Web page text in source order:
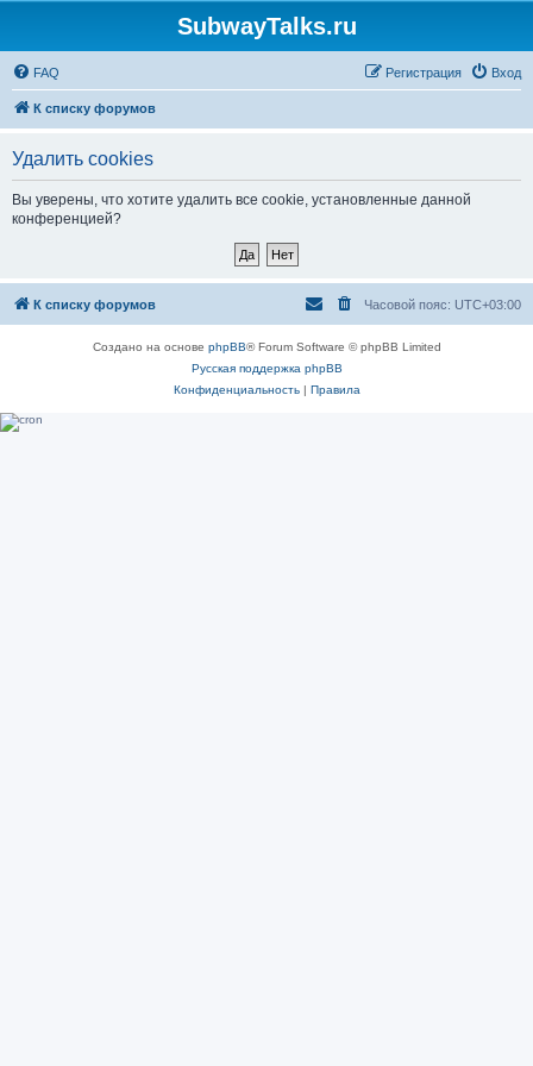
SubwayTalks.ru
FAQ Вход
Регистрация
К списку форумов
Удалить cookies
Вы уверены, что хотите удалить все cookie, установленные данной
конференцией?
К списку форумов Часовой пояс: UTC+03:00
Создано на основе phpBB® Forum Software © phpBB Limited
Русская поддержка phpBB
Конфиденциальность| Правила